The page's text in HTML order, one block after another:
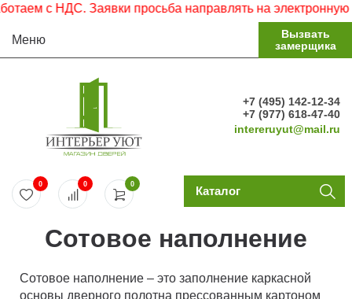
с НДС. Заявки просьба направлять на электронную
Меню
Вызвать
замерщика
+7 (495) 142-12-34
+7 (977) 618-47-40
intereruyut@mail.ru
0
0 0 Каталог
Сотовое наполнение
Сотовое наполнение – это заполнение каркасной
основы дверного полотна прессованным картоном